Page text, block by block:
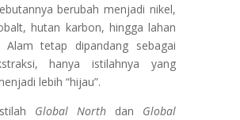
berubah menjadi nikel,
hutan karbon, hingga lahan
Alam tetap dipandang sebagai
hanya istilahnya yang
lebih “hijau”.
Global North dan Global